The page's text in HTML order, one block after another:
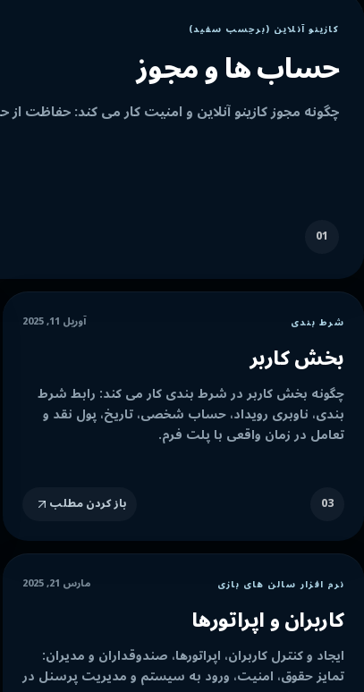
کازینو آنلاین (برچسب سفید)
حساب ها و مجوز
چگونه مجوز کازینو آنلاین و امنیت کار می کند: حفاظت
01
شرط بندی آوریل 11, 2025
بخش کاربر
چگونه بخش کاربر در شرط بندی کار می کند: رابط شرط
بندی، ناوبری رویداد، حساب شخصی، تاریخ، پول نقد و
تعامل در زمان واقعی با پلت فرم.
03 باز کردن مطلب
نرم افزار سالن های بازی مارس 21, 2025
کاربران و اپراتورها
ایجاد و کنترل کاربران، اپراتورها، صندوقداران و مدیران:
تمایز حقوق، امنیت، ورود به سیستم و مدیریت پرسنل در